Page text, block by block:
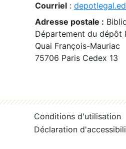
Courriel :
Adresse postale :
Département du dépôt
Quai François-Mauriac
75706 Paris Cedex 13
Conditions d'utilisation
Déclaration